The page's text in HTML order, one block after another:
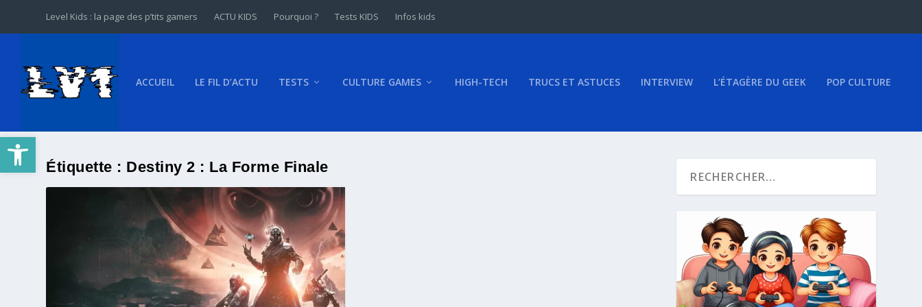
Ouvrir la barre d’outils
Level Kids : la page des p’tits gamers ACTU KIDS Pourquoi ? Tests KIDS Infos kids
ACCUEIL LE FIL D’ACTU TESTS CULTURE GAMES HIGH-TECH TRUCS ET ASTUCES INTERVIEW L’ÉTAGÈRE DU GEEK POP CULTURE
Étiquette : Destiny 2 : La Forme Finale